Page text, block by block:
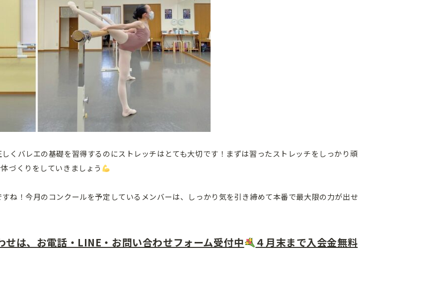
くバレエの基礎を習得するのにストレッチはとても大切です！まずは習ったストレッチをしっかり頑
づくりをしていきましょう
ね！今月のコンクールを予定しているメンバーは、しっかり気を引き締めて本番で最大限の力が出せ
せは、お電話・LINE・お問い合わせフォーム受付中
４月末まで入会金無料